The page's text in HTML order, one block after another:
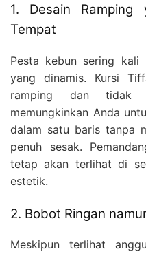
1. Desain Ramping
Tempat
Pesta kebun sering kali
yang dinamis. Kursi
ramping dan tidak
memungkinkan Anda
dalam satu baris tanpa
penuh sesak.
tetap akan terlihat di
estetik.
2. Bobot Ringan
Meskipun terlihat